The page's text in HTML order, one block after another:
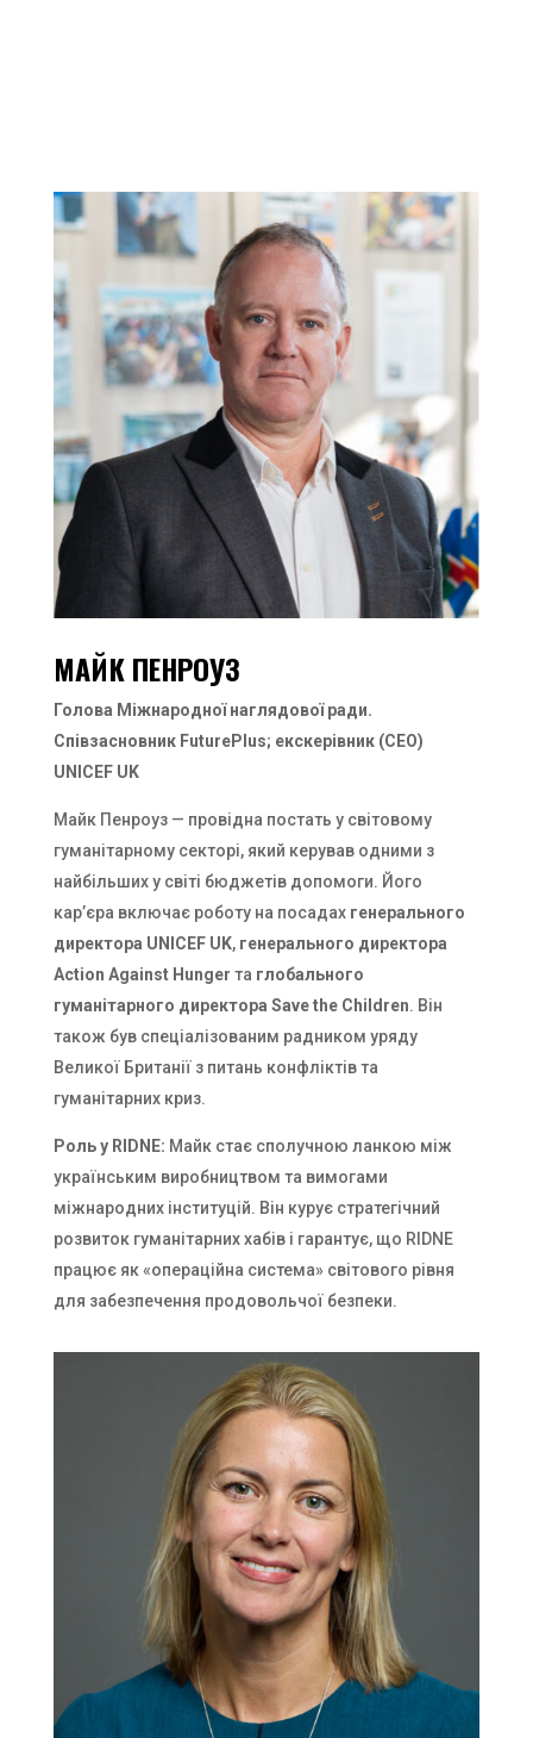
МАЙК ПЕНРОУЗ
Голова Міжнародної наглядової ради.
Співзасновник FuturePlus; екскерівник (CEO)
UNICEF UK
Майк Пенроуз — провідна постать у світовому
гуманітарному секторі, який керував одними з
найбільших у світі бюджетів допомоги. Його
кар’єра включає роботу на посадах генерального
директора UNICEF UK, генерального директора
Action Against Hunger та глобального
гуманітарного директора Save the Children. Він
також був спеціалізованим радником уряду
Великої Британії з питань конфліктів та
гуманітарних криз.
Роль у RIDNE: Майк стає сполучною ланкою між
українським виробництвом та вимогами
міжнародних інституцій. Він курує стратегічний
розвиток гуманітарних хабів і гарантує, що RIDNE
працює як «операційна система» світового рівня
для забезпечення продовольчої безпеки.